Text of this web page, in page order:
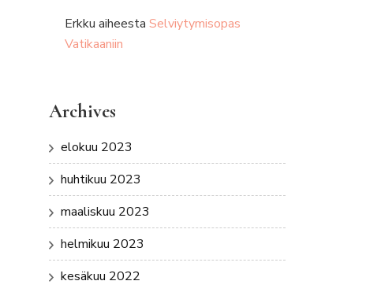
Erkku aiheesta Selviytymisopas
Vatikaaniin
Archives
elokuu 2023
huhtikuu 2023
maaliskuu 2023
helmikuu 2023
kesäkuu 2022